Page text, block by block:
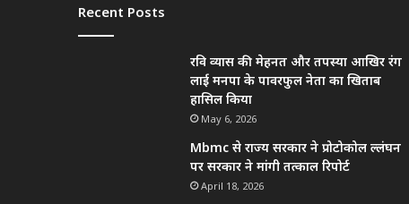
Recent Posts
रवि व्यास की मेहनत और तपस्या आखिर रंग
लाई मनपा के पावरफुल नेता का खिताब
हासिल किया
May 6, 2026
Mbmc से राज्य सरकार ने प्रोटोकोल ल्लंघन
पर सरकार ने मांगी तत्काल रिपोर्ट
April 18, 2026